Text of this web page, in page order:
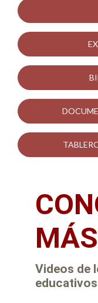
Videos de
educativos